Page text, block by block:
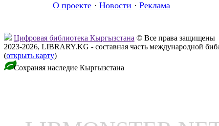
О проекте · Новости · Реклама
Цифровая библиотека Кыргызстана © Все права защищены
2023-2026, LIBRARY.KG - составная часть международной
(открыть карту)
Сохраняя наследие Кыргызстана